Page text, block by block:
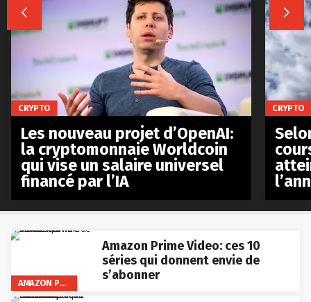
AMAZON PRIME VIDEO
Amazon Prime Video: ces 10
séries qui donnent envie de
s’abonner
 
CRYPTO
Les nouveau projet d’OpenAI:
la cryptomonnaie Worldcoin
qui vise un salaire universel
financé par l’IA
CRYPTO